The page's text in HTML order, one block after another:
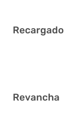
Recargado
Revancha